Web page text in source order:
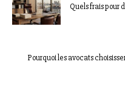
Quels frais pour
Pourquoi les avocats